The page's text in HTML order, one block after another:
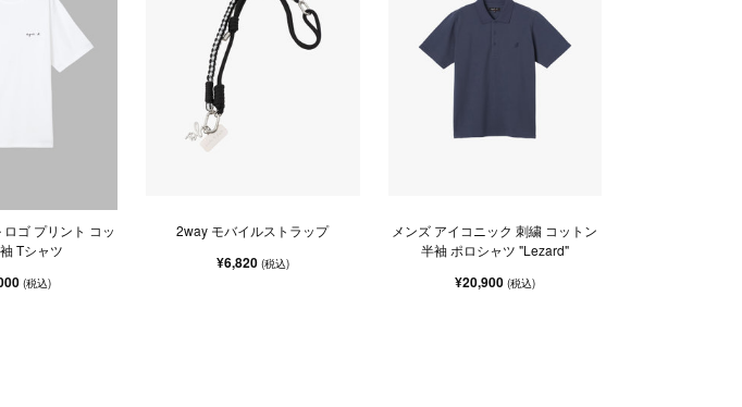
ゴ プリント コッ
Tシャツ
(税込)
2way モバイルストラップ
¥6,820 (税込)
メンズ アイコニック 刺繍 コットン
半袖 ポロシャツ "Lezard"
¥20,900 (税込)